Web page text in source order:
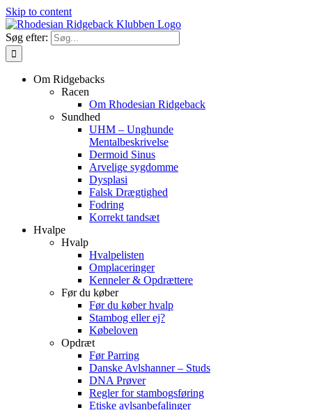
Skip to content
Søg efter:
Om Ridgebacks
Racen
Om Rhodesian Ridgeback
Sundhed
UHM – Unghunde
Mentalbeskrivelse
Dermoid Sinus
Arvelige sygdomme
Dysplasi
Falsk Drægtighed
Fodring
Korrekt tandsæt
Hvalpe
Hvalp
Hvalpelisten
Omplaceringer
Kenneler & Opdrættere
Før du køber
Før du køber hvalp
Stambog eller ej?
Købeloven
Opdræt
Før Parring
Danske Avlshanner – Studs
DNA Prøver
Regler for stambogsføring
Etiske avlsanbefalinger